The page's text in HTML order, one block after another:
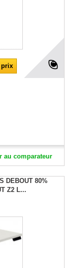
prix
au comparateur
DEBOUT 80%
Z2 L...